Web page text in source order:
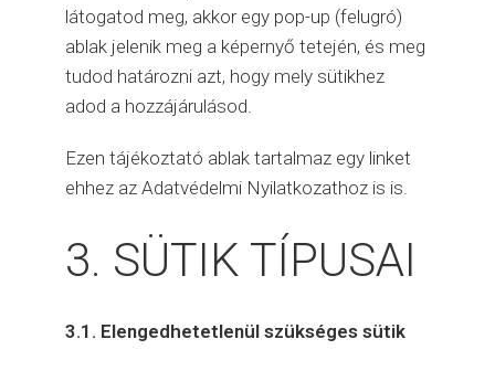
látogatod meg, akkor egy pop-up (felugró)
ablak jelenik meg a képernyő tetején, és meg
tudod határozni azt, hogy mely sütikhez
adod a hozzájárulásod.
Ezen tájékoztató ablak tartalmaz egy linket
ehhez az Adatvédelmi Nyilatkozathoz is is.
3. SÜTIK TÍPUSAI
3.1. Elengedhetetlenül szükséges sütik